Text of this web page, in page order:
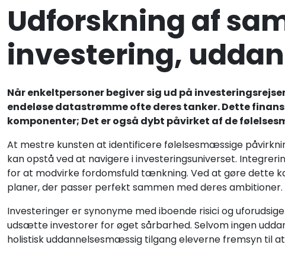
Udforskning af
investering,
Når enkeltpersoner begiver sig ud på
endeløse datastrømme ofte deres tanker. Dette
komponenter; Det er også dybt påvirket af de
At mestre kunsten at identificere følelsesmæssige
kan opstå ved at navigere i investeringsuniverset.
for at modvirke fordomsfuld tænkning. Ved at gøre dette
planer, der passer perfekt sammen med deres ambitioner.
Investeringer er synonyme med iboende risici og
udsætte investorer for øget sårbarhed. Selvom ingen
holistisk uddannelsesmæssig tilgang eleverne fremsyn til